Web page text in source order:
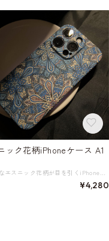
ック花柄iPhoneケース A1
華やかなエスニック花柄が目を引くiPhoneケース。 暗い部屋ではほんのりと光る仕様ですので、オシャレなだけでなく実用的。 自分用はもちろん、プレゼントとしても喜ばれるアイテムです。 《機種》 iPhone 各種（オプションでご確認後、選択してください） 《素材》 プラスチック ◇人気のおすすめアイテムをもっと見る https://shop.harmonique.net/categories/5911182 ◇商品を購入する前にこちらの【ご購入前に必ずお読みください】をご確認の上お買い求めください。 https://shop.harmonique.net/blog/2024/06/25/010751 《注意事項》 *harmoniqueではお客様からのご注文を受け、お客様の商品を製作・取り寄せております。 *基本的にお取り寄せ商品となるため、発送までに《1～3週間前後》お時間をいただいております。 *ご覧いただいているPCやスマートフォンの画面により実物と多少色合いが異なる場合がございます。 *イメージ違いやサイズ違い等、その他お客様都合によりますキャンセル・返品交換はご遠慮ください。 トップページはこちら https://shop.harmonique.net/
¥4,280